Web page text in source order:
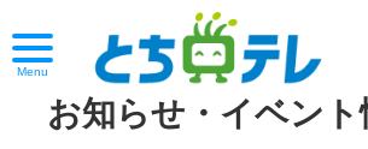
Menu
お知らせ・イベント